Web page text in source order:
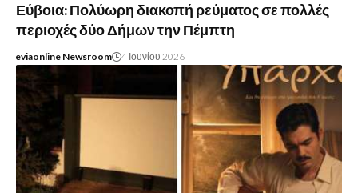
Εύβοια: Πολύωρη διακοπή ρεύματος σε πολλές
περιοχές δύο Δήμων την Πέμπτη
eviaonline Newsroom 4 Ιουνίου 2026